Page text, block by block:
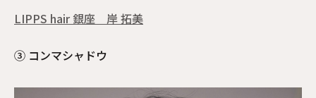
LIPPS hair 銀座　岸 拓美
③ コンマシャドウ